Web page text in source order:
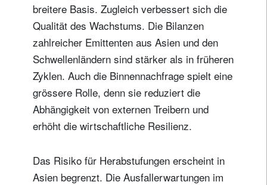
breitere Basis. Zugleich verbessert sich die
Qualität des Wachstums. Die Bilanzen
zahlreicher Emittenten aus Asien und den
Schwellenländern sind stärker als in früheren
Zyklen. Auch die Binnennachfrage spielt eine
grössere Rolle, denn sie reduziert die
Abhängigkeit von externen Treibern und
erhöht die wirtschaftliche Resilienz.
Das Risiko für Herabstufungen erscheint in
Asien begrenzt. Die Ausfallerwartungen im